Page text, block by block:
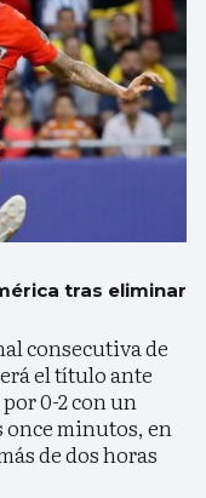
tras eliminar
consecutiva de
el título ante
0-2 con un
once minutos, en
de dos horas